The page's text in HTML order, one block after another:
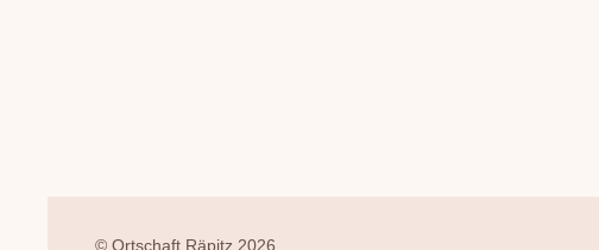
© Ortschaft Räpitz 2026.